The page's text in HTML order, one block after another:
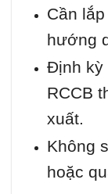
Cần
hướng
Định kỳ
RCCB
xuất.
Không
hoặc